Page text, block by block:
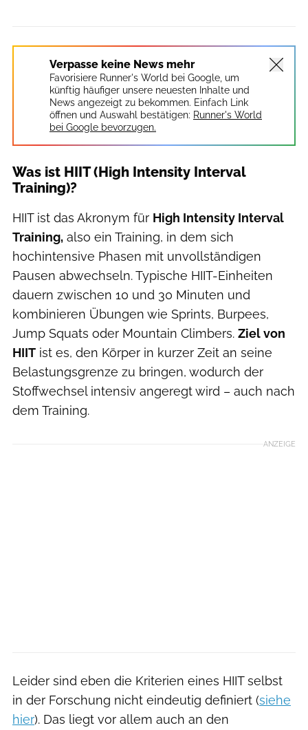
Verpasse keine News mehr
Favorisiere Runner's World bei Google, um
künftig häufiger unsere neuesten Inhalte und
News angezeigt zu bekommen. Einfach Link
öffnen und Auswahl bestätigen: Runner's World
bei Google bevorzugen.
Was ist HIIT (High Intensity Interval
Training)?
HIIT ist das Akronym für High Intensity Interval
Training, also ein Training, in dem sich
hochintensive Phasen mit unvollständigen
Pausen abwechseln. Typische HIIT-Einheiten
dauern zwischen 10 und 30 Minuten und
kombinieren Übungen wie Sprints, Burpees,
Jump Squats oder Mountain Climbers. Ziel von
HIIT ist es, den Körper in kurzer Zeit an seine
Belastungsgrenze zu bringen, wodurch der
Stoffwechsel intensiv angeregt wird – auch nach
dem Training.
ANZEIGE
Leider sind eben die Kriterien eines HIIT selbst
in der Forschung nicht eindeutig definiert (siehe
hier). Das liegt vor allem auch an den